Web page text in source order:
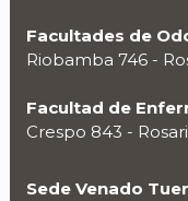
Facultades de
Riobamba 746 -
Facultad de
Crespo 843 -
Sede Venado